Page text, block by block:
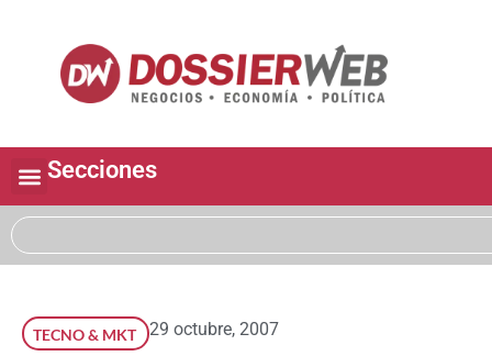
Secciones
TECNO & MKT 29 octubre, 2007